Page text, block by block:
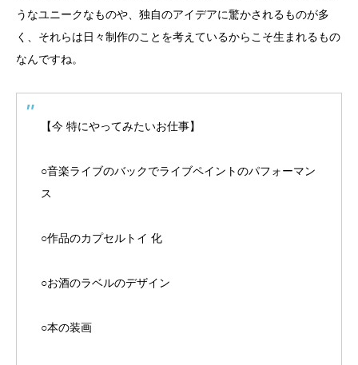
うなユニークなものや、独自のアイデアに驚かされるものが多
く、それらは日々制作のことを考えているからこそ生まれるもの
なんですね。
【今 特にやってみたいお仕事】
○音楽ライブのバックでライブペイントのパフォーマン
ス
○作品のカプセルトイ 化
○お酒のラベルのデザイン
○本の装画